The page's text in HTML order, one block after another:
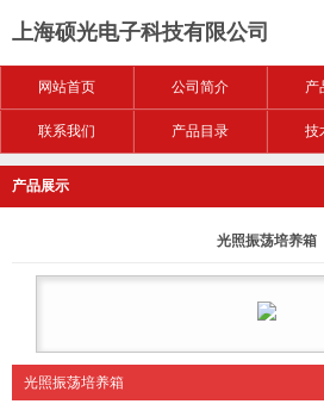
上海硕光电子科技有限公司
网站首页 公司简介 产
联系我们 产品目录 技
产品展示
光照振荡培养箱
光照振荡培养箱